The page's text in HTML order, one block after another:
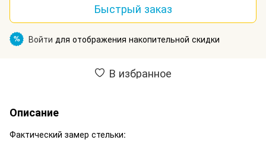
Быстрый заказ
% Войти для отображения накопительной скидки
В избранное
Описание
Фактический замер стельки: